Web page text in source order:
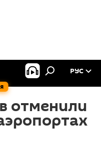
РУС
отменили